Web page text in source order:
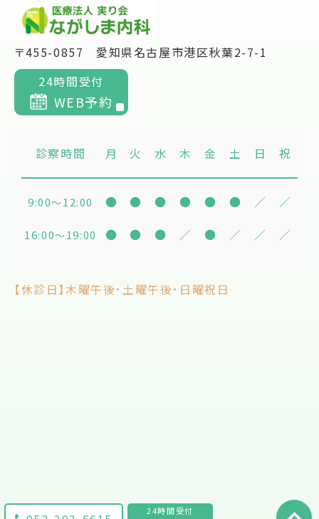
24時間受付
〒455-0857 愛知県名古屋市港区秋葉2-7-1
24時間受付
WEB予約
診察時間 月 火 水 木 金 土 日 祝
9:00〜12:00 ● ● ● ● ● ● ／ ／
16:00〜19:00 ● ● ● ／ ● ／ ／ ／
【休診日】木曜午後･土曜午後･日曜祝日